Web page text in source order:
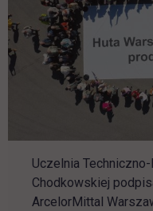
Uczelnia
Chodkowskiej
ArcelorMittal